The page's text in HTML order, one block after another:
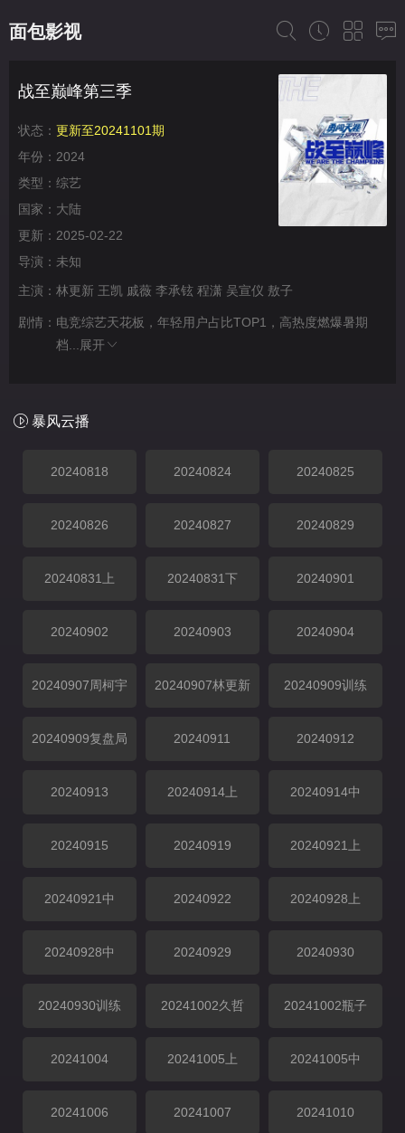
面包影视
战至巅峰第三季
状态： 更新至20241101期
年份： 2024
类型： 综艺
国家： 大陆
更新： 2025-02-22
导演： 未知
主演： 林更新 王凯 戚薇 李承铉 程潇 吴宣仪 敖子
剧情： 电竞综艺天花板，年轻用户占比TOP1，高热度燃爆暑期
档...
展开
暴风云播
20240818 20240824 20240825
20240826 20240827 20240829
20240831上 20240831下 20240901
20240902 20240903 20240904
20240907周柯宇 20240907林更新 20240909训练
20240909复盘局 20240911 20240912
20240913 20240914上 20240914中
20240915 20240919 20240921上
20240921中 20240922 20240928上
20240928中 20240929 20240930
20240930训练 20241002久哲 20241002瓶子
20241004 20241005上 20241005中
20241006 20241007 20241010